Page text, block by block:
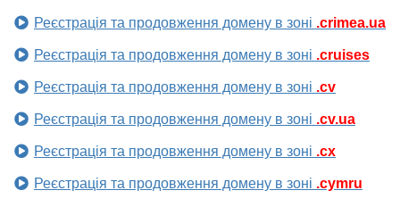
Реєстрація та продовження домену в зоні .crimea.ua
Реєстрація та продовження домену в зоні .cruises
Реєстрація та продовження домену в зоні .cv
Реєстрація та продовження домену в зоні .cv.ua
Реєстрація та продовження домену в зоні .cx
Реєстрація та продовження домену в зоні .cymru